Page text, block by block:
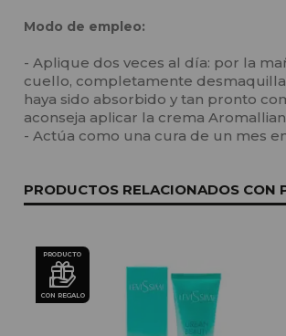
Modo de empleo:
- Aplique dos veces al día: por la
cuello, completamente
haya sido absorbido y tan pronto
aconseja aplicar la crema
- Actúa como una cura de un mes
PRODUCTOS RELACIONADOS
PRODUCTO
CON REGALO